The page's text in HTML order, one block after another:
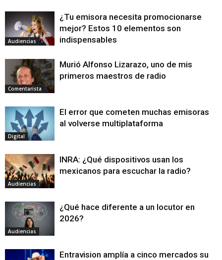
Audiencias
¿Tu emisora necesita promocionarse
mejor? Estos 10 elementos son
indispensables
Comentarista
Murió Alfonso Lizarazo, uno de mis
primeros maestros de radio
Digital
El error que cometen muchas emisoras
al volverse multiplataforma
Audiencias
INRA: ¿Qué dispositivos usan los
mexicanos para escuchar la radio?
Audiencias
¿Qué hace diferente a un locutor en
2026?
Entravision amplía a cinco mercados su